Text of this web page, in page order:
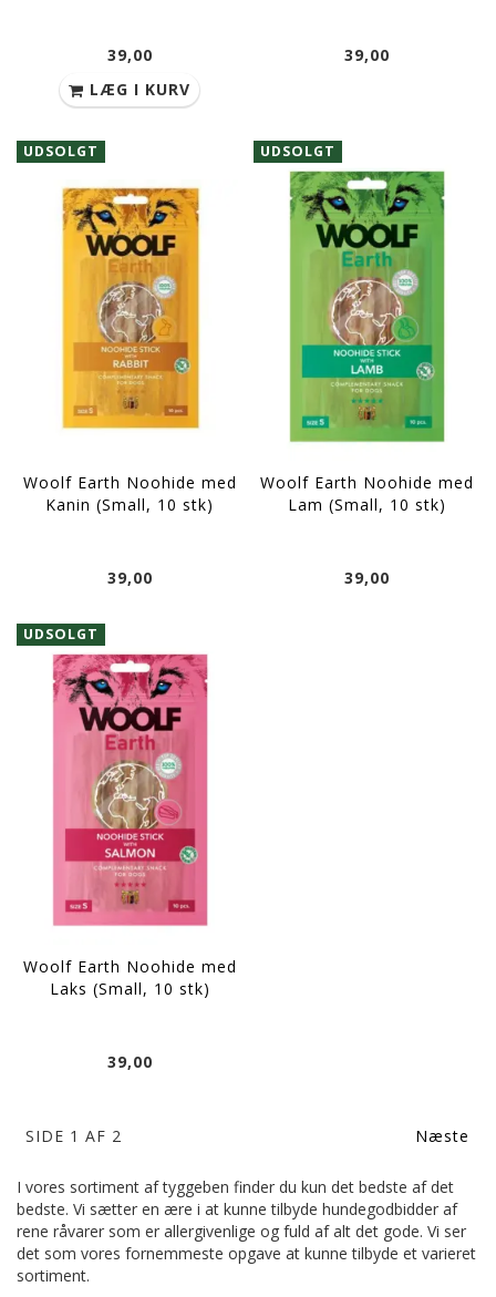
39,00
LÆG I KURV
39,00
UDSOLGT
Woolf Earth Noohide med
Kanin (Small, 10 stk)
39,00
UDSOLGT
Woolf Earth Noohide med
Lam (Small, 10 stk)
39,00
UDSOLGT
Woolf Earth Noohide med
Laks (Small, 10 stk)
39,00
SIDE 1 AF 2 Næste
I vores sortiment af tyggeben finder du kun det bedste af det
bedste. Vi sætter en ære i at kunne tilbyde hundegodbidder af
rene råvarer som er allergivenlige og fuld af alt det gode. Vi ser
det som vores fornemmeste opgave at kunne tilbyde et varieret
sortiment.